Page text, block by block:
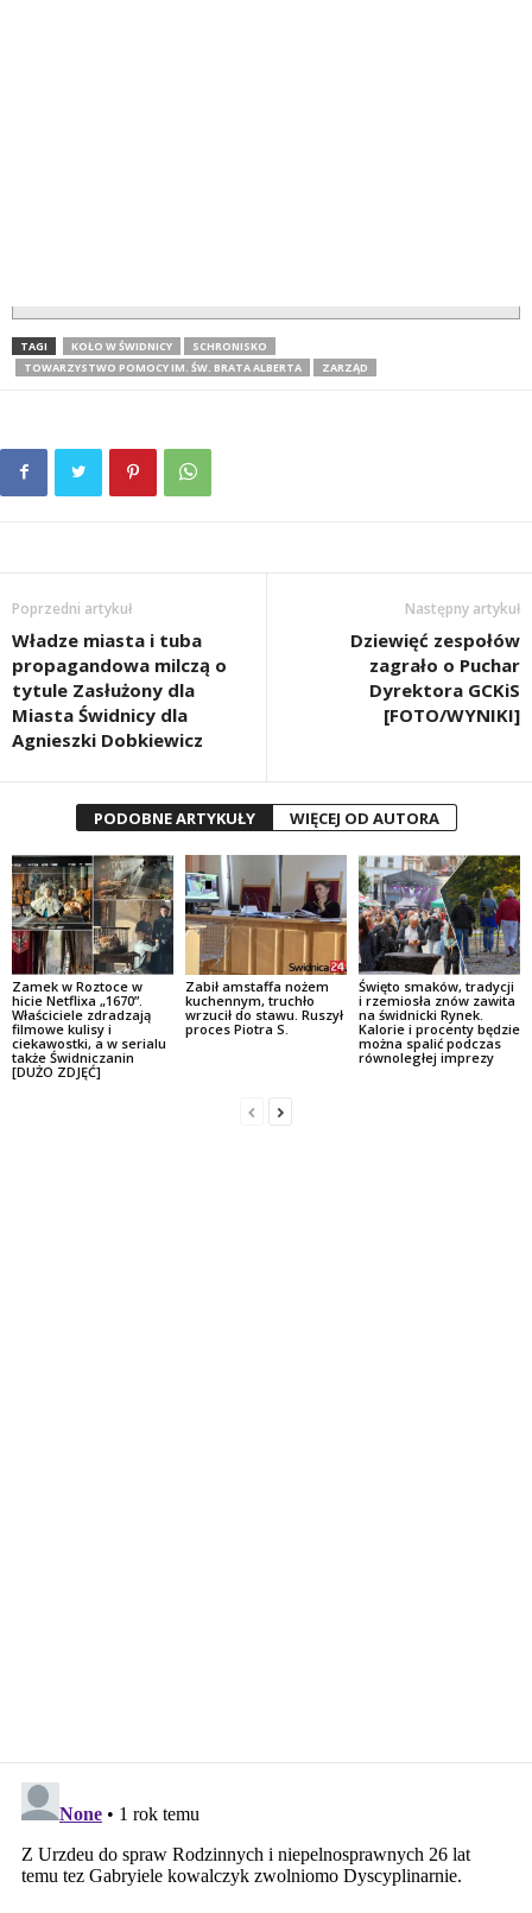
TAGI KOŁO W ŚWIDNICY
SCHRONISKO
TOWARZYSTWO POMOCY IM. ŚW. BRATA ALBERTA
ZARZĄD
Poprzedni artykuł
Władze miasta i tuba
propagandowa milczą o
tytule Zasłużony dla
Miasta Świdnicy dla
Agnieszki Dobkiewicz
Następny artykuł
Dziewięć zespołów
zagrało o Puchar
Dyrektora GCKiS
[FOTO/WYNIKI]
PODOBNE ARTYKUŁY WIĘCEJ OD AUTORA
Zamek w Roztoce w
hicie Netflixa „1670”.
Właściciele zdradzają
filmowe kulisy i
ciekawostki, a w serialu
także Świdniczanin
[DUŻO ZDJĘĆ]
Zabił amstaffa nożem
kuchennym, truchło
wrzucił do stawu. Ruszył
proces Piotra S.
Święto smaków, tradycji
i rzemiosła znów zawita
na świdnicki Rynek.
Kalorie i procenty będzie
można spalić podczas
równoległej imprezy